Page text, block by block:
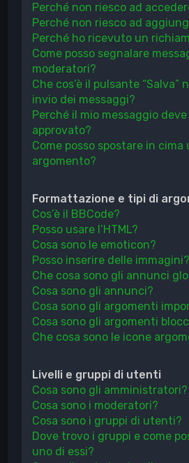
Perché non riesco ad
Perché non riesco ad
Perché ho ricevuto un
Come posso segnalare
moderatori?
Che cos’è il pulsante “Salva”
invio dei messaggi?
Perché il mio messaggio
approvato?
Come posso spostare in cima
argomento?
Formattazione e tipi di
Cos’è il BBCode?
Posso usare l’HTML?
Cosa sono le emoticon?
Posso inserire delle immagini?
Che cosa sono gli annunci
Cosa sono gli annunci?
Cosa sono gli argomenti
Cosa sono gli argomenti
Che cosa sono le icone
Livelli e gruppi di utenti
Cosa sono gli amministratori?
Cosa sono i moderatori?
Cosa sono i gruppi di utenti?
Dove trovo i gruppi e come
uno di essi?